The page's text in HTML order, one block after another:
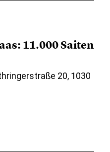
11.000 Saiten
20, 1030